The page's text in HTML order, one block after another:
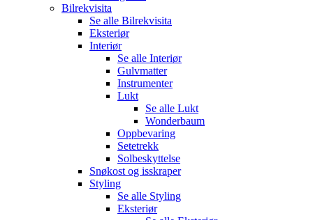
Bilrekvisita
Se alle Bilrekvisita
Eksteriør
Interiør
Se alle Interiør
Gulvmatter
Instrumenter
Lukt
Se alle Lukt
Wonderbaum
Oppbevaring
Setetrekk
Solbeskyttelse
Snøkost og isskraper
Styling
Se alle Styling
Eksteriør